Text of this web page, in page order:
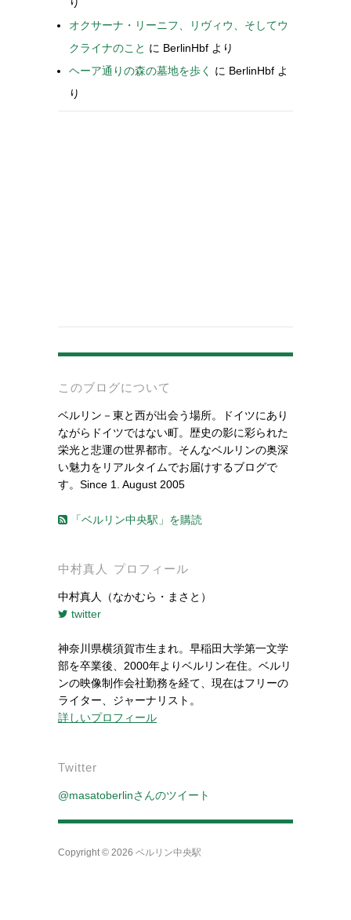
オクサーナ・リーニフ、リヴィウ、そしてウ
クライナのこと に BerlinHbf より
ヘーア通りの森の墓地を歩く
に BerlinHbf よ
り
-
このブログについて
ベルリン－東と西が出会う場所。ドイツにあり
ながらドイツではない町。歴史の影に彩られた
栄光と悲運の世界都市。そんなベルリンの奥深
い魅力をリアルタイムでお届けするブログで
す。Since 1. August 2005
「ベルリン中央駅」を購読
中村真人 プロフィール
中村真人（なかむら・まさと）
twitter
神奈川県横須賀市生まれ。早稲田大学第一文学
部を卒業後、2000年よりベルリン在住。ベルリ
ンの映像制作会社勤務を経て、現在はフリーの
ライター、ジャーナリスト。
詳しいプロフィール
Twitter
@masatoberlinさんのツイート
Copyright © 2026 ベルリン中央駅